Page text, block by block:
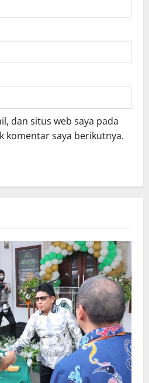
dan situs web saya pada
komentar saya berikutnya.